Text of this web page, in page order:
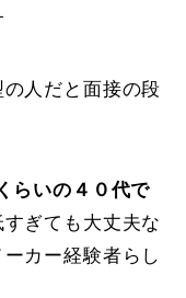
人だと面接の段
らいの４０代で
ぎても大丈夫な
カー経験者らし